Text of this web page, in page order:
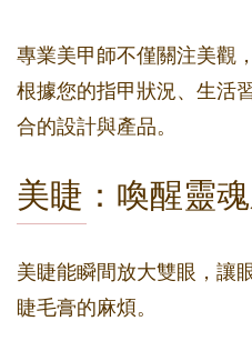
專業美甲師不僅關注美觀
根據您的指甲狀況、生活
合的設計與產品。
美睫：喚醒靈
美睫能瞬間放大雙眼，讓
睫毛膏的麻煩。